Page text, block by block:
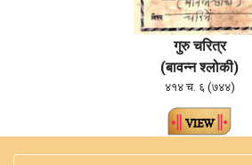
गुरु चरित्र
(बावन्न श्लोकी)
४१४ च. ६ (७४४)